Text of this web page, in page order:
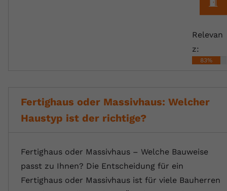
Relevan
z:
83%
Fertighaus oder Massivhaus: Welcher
Haustyp ist der richtige?
Fertighaus oder Massivhaus – Welche Bauweise
passt zu Ihnen? Die Entscheidung für ein
Fertighaus oder Massivhaus ist für viele Bauherren